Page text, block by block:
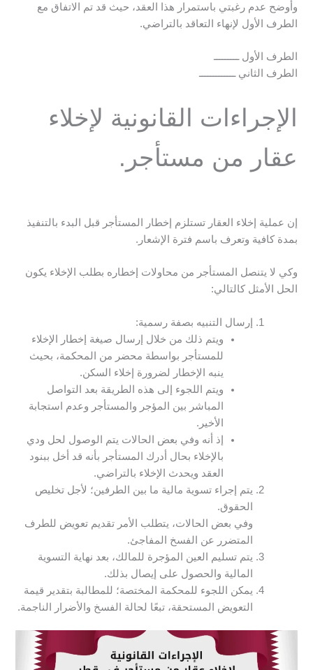
وأوضح عدم رغبتي باستمرار هذا العقد، حيث قد تم الاتفاق مع
الطرف الأول لإنهاء التعاقد بالتراضي.
الطرف الأول ـــــــــ
الطرف الثاني ـــــــــــــ
الإجراءات القانونية لإخلاء
عقار من مستأجر.
إن عملية إخلاء العقار تستلزم إخطار المستأجر قبل البدء بالتنفيذ
بمدة كافية وتعرف باسم فترة الإشعار.
وكي لا يتنصل المستأجر من محاولات إخطاره بطلب الإخلاء يكون
الحل الأمثل كالتالي:
إرسال التنبيه بصفة رسمية:
ويتم ذلك من خلال إرسال صيغة إخطار الإخلاء
للمستأجر بواسطة محضر من المحكمة، بحيث
ينبه الإخطار لضرورة إخلاء السكن.
ويتم اللجوء إلى هذه الطريقة بعد التواصل
المباشر بين المؤجر والمستأجر وعدم استجابة
الأخير.
إذ أنه وفي بعض الحالات يتم الوصول لحل ودي
بالإخلاء بحال أدرك المستأجر بأنه قد أخل ببنود
العقد ويحدث الإخلاء بالتراضي.
يتم إجراء تسوية مالية ما بين الطرفين؛ لأجل تخليص
الحقوق.
وفي بعض الحالات، يتطلب الأمر تقديم تعويض للطرف
المتضرر عن الفسخ المفاجئ.
يتم تسليم العين المؤجرة للمالك، بعد نهاية التسوية
المالية والحصول على إيصال بذلك.
يمكن اللجوء للمحكمة المختصة؛ للمطالبة بتقدير قيمة
التعويض المستحقة، تبعًا لحالة الفسخ والأضرار الناجمة.